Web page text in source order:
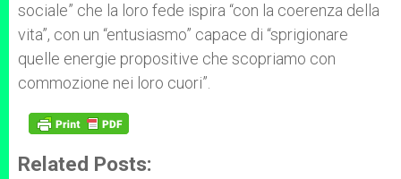
sociale” che la loro fede ispira “con la coerenza della
vita”, con un “entusiasmo” capace di “sprigionare
quelle energie propositive che scopriamo con
commozione nei loro cuori”.
Related Posts: